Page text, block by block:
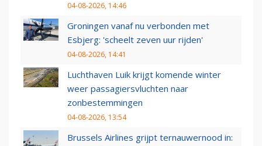
04-08-2026, 14:46
Groningen vanaf nu verbonden met
Esbjerg: 'scheelt zeven uur rijden'
04-08-2026, 14:41
Luchthaven Luik krijgt komende winter
weer passagiersvluchten naar
zonbestemmingen
04-08-2026, 13:54
Brussels Airlines grijpt ternauwernood in: